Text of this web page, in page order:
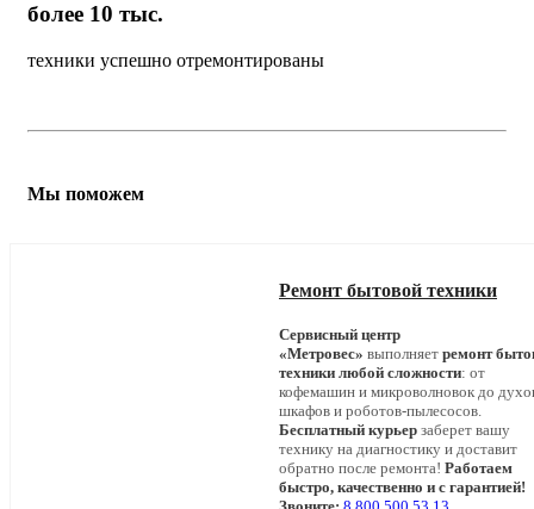
более 10 тыс.
техники успешно отремонтированы
Мы поможем
Ремонт бытовой техники
Сервисный центр
«Метровес» выполняет ремонт
техники любой сложности: от
кофемашин и микроволновок до
шкафов и роботов-пылесосов.
Бесплатный курьер заберет вашу
технику на диагностику и доставит
обратно после ремонта! Работаем
быстро, качественно и с гарантией!